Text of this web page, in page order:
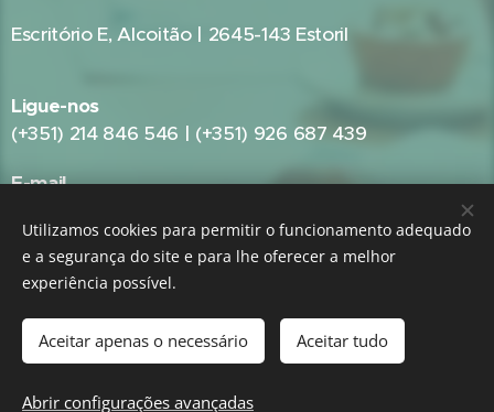
Escritório E, Alcoitão | 2645-143 Estoril
Ligue-nos
(+351) 214 846 546 | (+351) 926 687 439
E-mail
Gestão Pública e Consultoria Autárquica
Utilizamos cookies para permitir o funcionamento adequado
e a segurança do site e para lhe oferecer a melhor
experiência possível.
Aceitar apenas o necessário Aceitar tudo
Abrir configurações avançadas